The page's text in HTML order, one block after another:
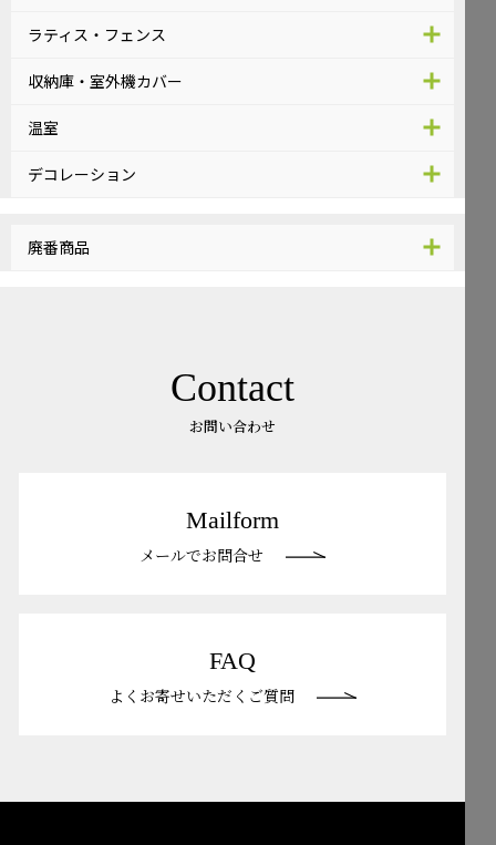
ラティス・フェンス
収納庫・室外機カバー
温室
デコレーション
廃番商品
Contact
お問い合わせ
Mailform
メールでお問合せ
FAQ
よくお寄せいただくご質問